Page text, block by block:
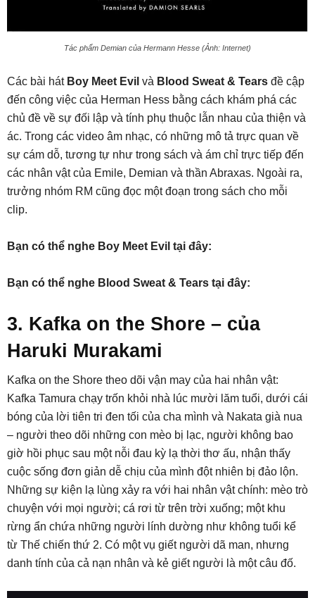
Tác phẩm Demian của Hermann Hesse (Ảnh: Internet)
Các bài hát Boy Meet Evil và Blood Sweat & Tears đề cập
đến công việc của Herman Hess bằng cách khám phá các
chủ đề về sự đối lập và tính phụ thuộc lẫn nhau của thiện và
ác. Trong các video âm nhạc, có những mô tả trực quan về
sự cám dỗ, tương tự như trong sách và ám chỉ trực tiếp đến
các nhân vật của Emile, Demian và thần Abraxas. Ngoài ra,
trưởng nhóm RM cũng đọc một đoạn trong sách cho mỗi
clip.
Bạn có thể nghe Boy Meet Evil tại đây:
Bạn có thể nghe Blood Sweat & Tears tại đây:
3. Kafka on the Shore – của
Haruki Murakami
Kafka on the Shore theo dõi vận may của hai nhân vật:
Kafka Tamura chạy trốn khỏi nhà lúc mười lăm tuổi, dưới cái
bóng của lời tiên tri đen tối của cha mình và Nakata già nua
– người theo dõi những con mèo bị lạc, người không bao
giờ hồi phục sau một nỗi đau kỳ lạ thời thơ ấu, nhận thấy
cuộc sống đơn giản dễ chịu của mình đột nhiên bị đảo lộn.
Những sự kiện lạ lùng xảy ra với hai nhân vật chính: mèo trò
chuyện với mọi người; cá rơi từ trên trời xuống; một khu
rừng ẩn chứa những người lính dường như không tuổi kể
từ Thế chiến thứ 2. Có một vụ giết người dã man, nhưng
danh tính của cả nạn nhân và kẻ giết người là một câu đố.